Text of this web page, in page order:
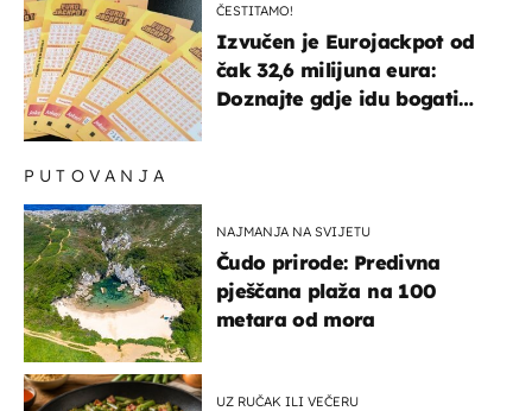
ČESTITAMO!
Izvučen je Eurojackpot od
čak 32,6 milijuna eura:
Doznajte gdje idu bogati
PUTOVANJA
NAJMANJA NA SVIJETU
Čudo prirode: Predivna
pješčana plaža na 100
metara od mora
UZ RUČAK ILI VEČERU